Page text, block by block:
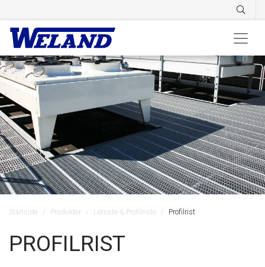
Startside Produkter Letriste & Profilriste Profilrist
PROFILRIST